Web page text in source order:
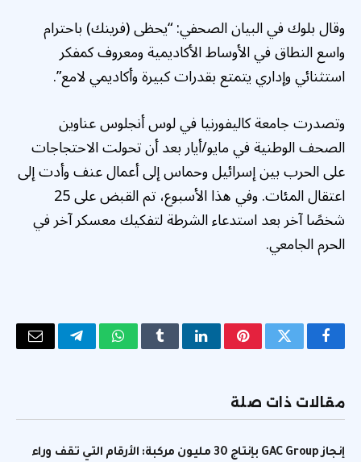
وقال بلوك في البيان الصحفي: “يحظى (فرينك) باحترام
واسع النطاق في الأوساط الأكاديمية ومعروف كمفكر
استثنائي وإداري يتمتع بقدرات كبيرة وأكاديمي لامع”.
وتصدرت جامعة كاليفورنيا في لوس أنجلوس عناوين
الصحف الوطنية في مايو/أيار بعد أن تحولت الاحتجاجات
على الحرب بين إسرائيل وحماس إلى أعمال عنف وأدت إلى
اعتقال المئات. وفي هذا الأسبوع، تم القبض على 25
شخصًا آخر بعد استدعاء الشرطة لتفكيك معسكر آخر في
الحرم الجامعي.
فيسبوكتويتر بينتيريستلينكدإنTumblrواتسابتيلقرامالبريد
مقالات ذات صلة
إنجاز GAC Group بإنتاج 30 مليون مركبة: الأرقام التي تقف وراء